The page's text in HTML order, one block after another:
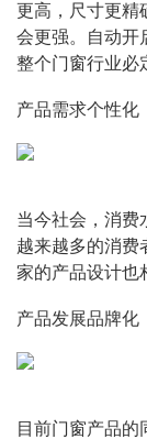
更高，尺寸更精
会更强。自动开
整个门窗行业必
产品需求个性化
当今社会，消费
越来越多的消费
家的产品设计也
产品发展品牌化
目前门窗产品